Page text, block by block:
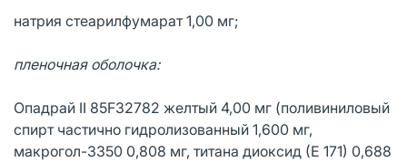
натрия стеарилфумарат 1,00 мг;
пленочная оболочка:
Опадрай II 85F32782 желтый 4,00 мг (поливиниловый
спирт частично гидролизованный 1,600 мг,
макрогол-3350 0,808 мг, титана диоксид (Е 171) 0,688